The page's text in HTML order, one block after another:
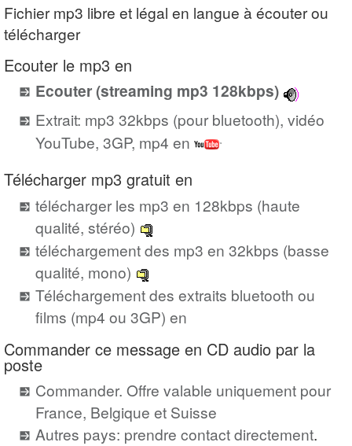
Fichier mp3 libre et légal en langue à écouter ou
télécharger
Ecouter le mp3 en
Ecouter (streaming mp3 128kbps)
Extrait: mp3 32kbps (pour bluetooth), vidéo
YouTube, 3GP, mp4 en
Télécharger mp3 gratuit en
télécharger les mp3 en 128kbps (haute
qualité, stéréo)
téléchargement des mp3 en 32kbps (basse
qualité, mono)
Téléchargement des extraits bluetooth ou
films (mp4 ou 3GP) en
Commander ce message en CD audio par la
poste
Commander. Offre valable uniquement pour
France, Belgique et Suisse
Autres pays: prendre contact directement.